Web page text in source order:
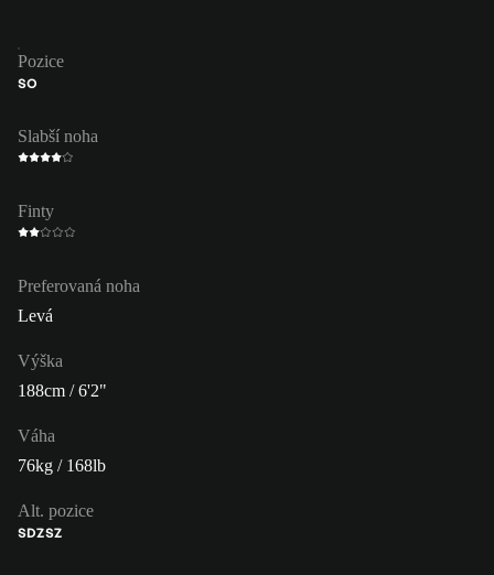
Pozice
SO
Slabší noha
Finty
Preferovaná noha
Levá
Výška
188cm / 6'2"
Váha
76kg / 168lb
Alt. pozice
SDZSZ